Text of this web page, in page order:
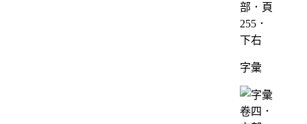
部．頁
255．
下右
字彙